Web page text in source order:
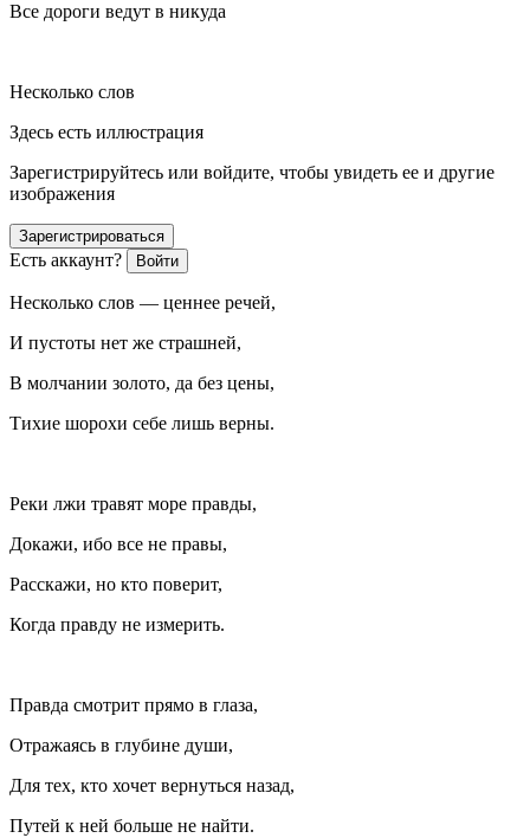
Все дороги ведут в никуда
Несколько слов
Здесь есть иллюстрация
Зарегистрируйтесь или войдите, чтобы увидеть ее и другие
изображения
Зарегистрироваться
Есть аккаунт? Войти
Несколько слов — ценнее речей,
И пустоты нет же страшней,
В молчании золото, да без цены,
Тихие шорохи себе лишь верны.
Реки лжи травят море правды,
Докажи, ибо все не правы,
Расскажи, но кто поверит,
Когда правду не измерить.
Правда смотрит прямо в глаза,
Отражаясь в глубине души,
Для тех, кто хочет вернуться назад,
Путей к ней больше не найти.